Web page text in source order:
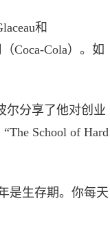
和
Coca-Cola）。如
尔分享了他对创业
School of Hard
是生存期。你每天